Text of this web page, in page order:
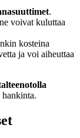
.
voivat kuluttaa
kosteina
ja voi aiheuttaa